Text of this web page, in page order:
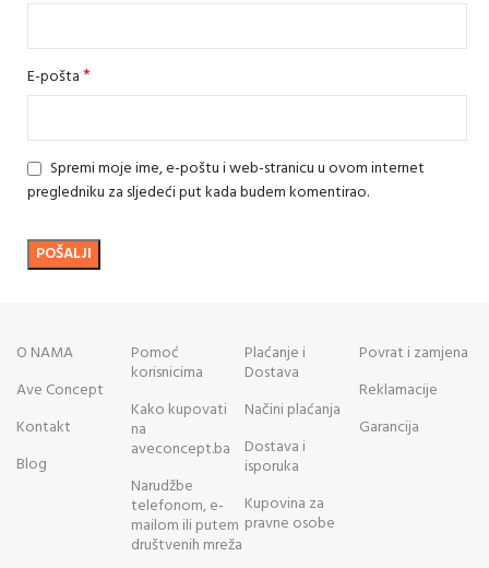
E-pošta*
Spremi moje ime, e-poštu i web-stranicu u ovom internet
pregledniku za sljedeći put kada budem komentirao.
O NAMA
Ave Concept
Kontakt
Blog
Pomoć
korisnicima
Kako kupovati
na
aveconcept.ba
Narudžbe
telefonom, e-
mailom ili putem
društvenih mreža
Plaćanje i
Dostava
Načini plaćanja
Dostava i
isporuka
Kupovina za
pravne osobe
Povrat i zamjena
Reklamacije
Garancija